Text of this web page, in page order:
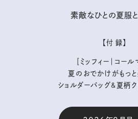
素敵なひとの夏服と
【付 録】
［ミッフィー｜コール
夏のおでかけがもっと
ショルダーバッグ&夏柄